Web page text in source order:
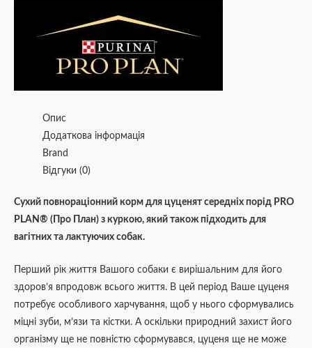
Опис
Додаткова інформація
Brand
Відгуки (0)
Сухий повнораціонний корм для цуценят середніх порід PRO
PLAN® (Про План) з куркою, який також підходить для
вагітних та лактуючих собак.
Перший рік життя Вашого собаки є вирішальним для його
здоров’я впродовж всього життя. В цей період Ваше цуценя
потребує особливого харчування, щоб у нього сформувались
міцні зуби, м’язи та кістки. А оскільки природний захист його
організму ще не повністю сформувався, цуценя ще не може